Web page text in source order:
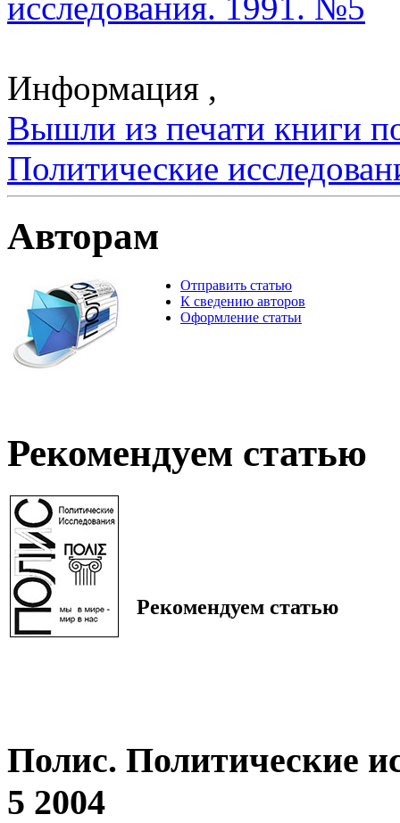
Информация ,
Вышли из печати книги
Политические
Авторам
Отправить статью
К сведению авторов
Оформление статьи
Рекомендуем статью
Рекомендуем статью
Полис. Политические
5 2004